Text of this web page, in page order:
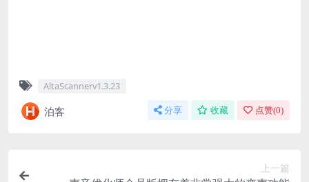
AltaScannerv1.3.23
泊客 分享 收藏 点赞(0)
上一篇